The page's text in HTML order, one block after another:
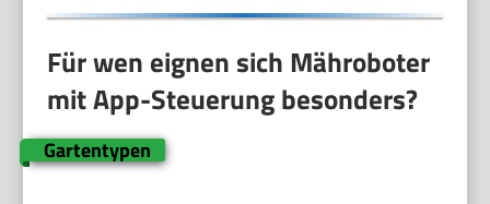
Für wen eignen sich Mähroboter
mit App-Steuerung besonders?
Gartentypen